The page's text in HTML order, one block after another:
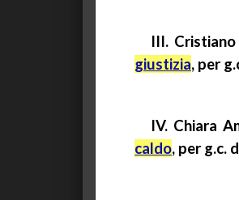
III.
giustizia, per
IV. Chiara
caldo, per g.c.